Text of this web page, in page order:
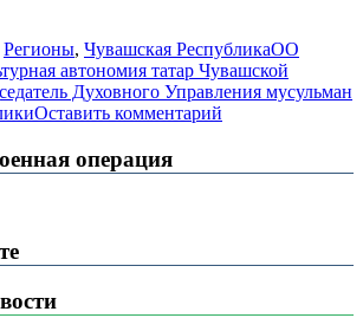
Регионы, Чувашская РеспубликаОО
автономия татар Чувашской
Духовного Управления мусульман
Оставить комментарий
операция